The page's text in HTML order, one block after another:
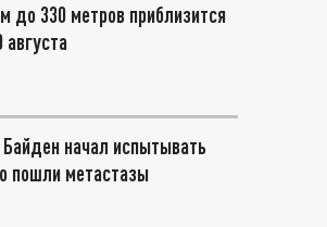
до 330 метров приблизится
августа
начал испытывать
пошли метастазы